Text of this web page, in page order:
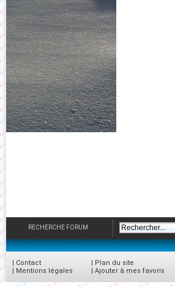
RECHERCHE FORUM
| Contact
| Mentions légales
| Plan du site
| Ajouter à mes favoris